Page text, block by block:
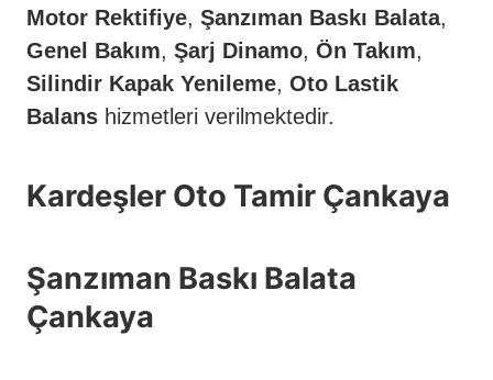
Motor Rektifiye, Şanzıman Baskı Balata,
Genel Bakım, Şarj Dinamo, Ön Takım,
Silindir Kapak Yenileme, Oto Lastik
Balans hizmetleri verilmektedir.
Kardeşler Oto Tamir Çankaya
Şanzıman Baskı Balata
Çankaya